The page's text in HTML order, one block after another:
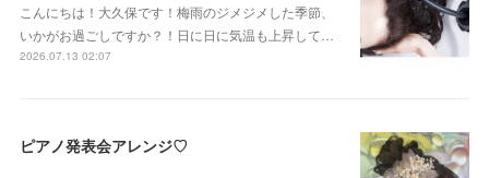
こんにちは！大久保です！梅雨のジメジメした季節、
いかがお過ごしですか？！日に日に気温も上昇して…
2026.07.13 02:07
ピアノ発表会アレンジ♡